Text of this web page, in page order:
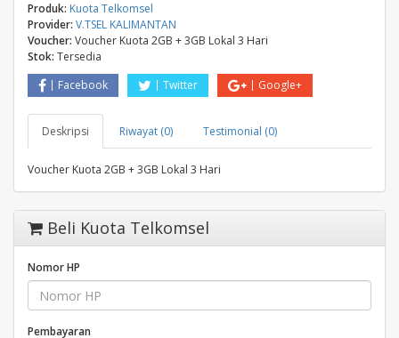
Produk: Kuota Telkomsel
Provider: V.TSEL KALIMANTAN
Voucher: Voucher Kuota 2GB + 3GB Lokal 3 Hari
Stok: Tersedia
Facebook
Twitter Google+
Deskripsi Riwayat (0) Testimonial (0)
Voucher Kuota 2GB + 3GB Lokal 3 Hari
Beli Kuota Telkomsel
Nomor HP
Pembayaran